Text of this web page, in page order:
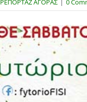
ΡΕΠΟΡΤΑΖ ΑΓΟΡΑΣ | 0